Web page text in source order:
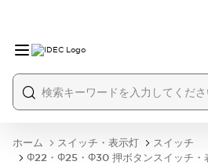
ホーム スイッチ・表示灯
スイッチ
Φ22・Φ25・Φ30 押ボタンスイッチ・